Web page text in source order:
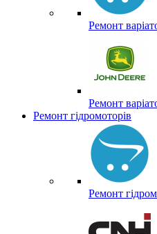
Ремонт
Ремонт
Ремонт гідромоторів
Ремонт